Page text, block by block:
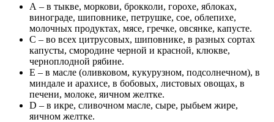
А – в тыкве, моркови, брокколи, горохе, яблоках,
винограде, шиповнике, петрушке, сое, облепихе,
молочных продуктах, мясе, гречке, овсянке, капусте.
С – во всех цитрусовых, шиповнике, в разных сортах
капусты, смородине черной и красной, клюкве,
черноплодной рябине.
Е – в масле (оливковом, кукурузном, подсолнечном), в
миндале и арахисе, в бобовых, листовых овощах, в
печени, молоке, яичном желтке.
D – в икре, сливочном масле, сыре, рыбьем жире,
яичном желтке.